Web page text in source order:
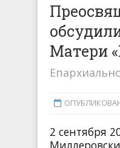
Матери
2 сентября